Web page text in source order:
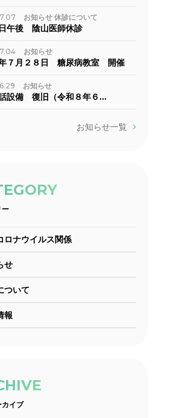
お知らせ 休診について
午後 陰山医師休診
お知らせ
７月２８日 糖尿病教室 開催
お知らせ
設備 復旧（令和８年６…
お知らせ一覧
ー
ロナウイルス関係
せ
ついて
報
カイブ